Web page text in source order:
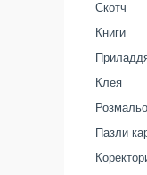
Скотч
Книги
Клея
Пазли